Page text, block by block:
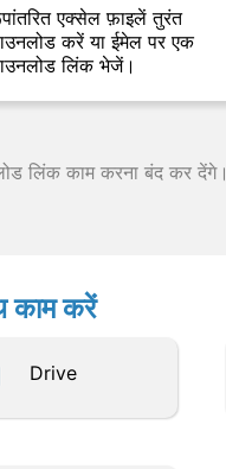
एक्सेल फ़ाइलें तुरंत
करें या ईमेल पर एक
लिंक भेजें।
लिंक काम करना बंद कर देंगे।
काम करें
Drive